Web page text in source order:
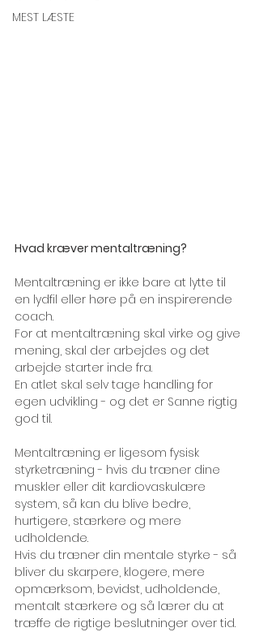
MEST LÆSTE
Hvad kræver mentaltræning?
Mentaltræning er ikke bare at lytte til
en lydfil eller høre på en inspirerende
coach.
For at mentaltræning skal virke og give
mening, skal der arbejdes og det
arbejde starter inde fra.
En atlet skal selv tage handling for
egen udvikling - og det er Sanne rigtig
god til.
Mentaltræning er ligesom fysisk
styrketræning - hvis du træner dine
muskler eller dit kardiovaskulære
system, så kan du blive bedre,
hurtigere, stærkere og mere
udholdende.
Hvis du træner din mentale styrke - så
bliver du skarpere, klogere, mere
opmærksom, bevidst, udholdende,
mentalt stærkere og så lærer du at
træffe de rigtige beslutninger over tid.